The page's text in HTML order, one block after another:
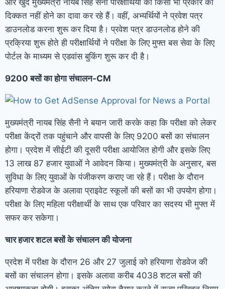
दिक्कत नहीं होने का दावा कर रहे हैं। वहीं, अभ्यर्थियों ने प्रवेश पत्र
डाउनलोड करना शुरू कर दिया है। प्रवेश पत्र डाउनलोड होने की
प्रक्रिया शुरू होते ही परीक्षार्थियों ने परीक्षा के लिए मुफ्त बस सेवा के लिए
पोर्टल के माध्यम से एडवांस बुकिंग शुरू कर दी है।
9200 बसों का होगा संचालन-CM
मुख्यमंत्री नायब सिंह सैनी ने बयान जारी करके कहा कि परीक्षा को लेकर
परीक्षा केंद्रों तक पहुंचाने और वापसी के लिए 9200 बसों का संचालन
होगा। प्रदेश में सीईटी की दूसरी परीक्षा आयोजित होगी और इसके लिए
13 लाख 87 हजार युवाओं ने आवेदन किया। मुख्यमंत्री के अनुसार, बस
सुविधा के लिए युवाओं के पंजीकरण कराए जा रहे हैं। परीक्षा के दौरान
हरियाणा रोडवेज के अलावा प्राइवेट स्कूलों की बसों का भी उपयोग होगा।
परीक्षा के लिए महिला परीक्षार्थी के साथ एक परिवार का सदस्य भी मुफ्त में
सफर कर सकेगा।
चार हजार शटल बसों के संचालन की योजना
प्रदेश में परीक्षा के दौरान 26 और 27 जुलाई को हरियाणा रोडवेज की
बसों का संचालन होगा। इसके अलावा करीब 4038 शटल बसों की